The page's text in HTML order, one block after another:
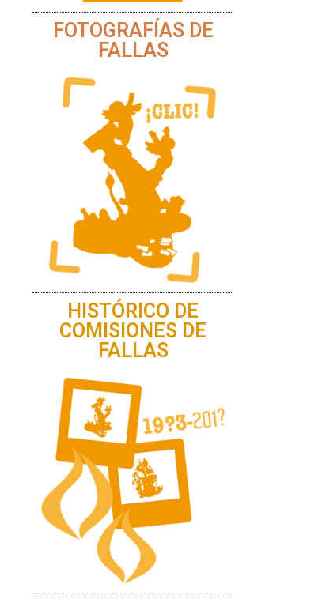
FOTOGRAFÍAS DE
FALLAS
HISTÓRICO DE
COMISIONES DE
FALLAS